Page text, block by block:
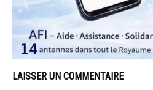
LAISSER UN COMMENTAIRE